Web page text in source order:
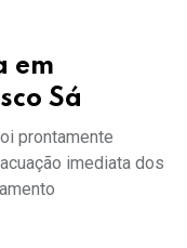
em
Sá
prontamente
imediata dos